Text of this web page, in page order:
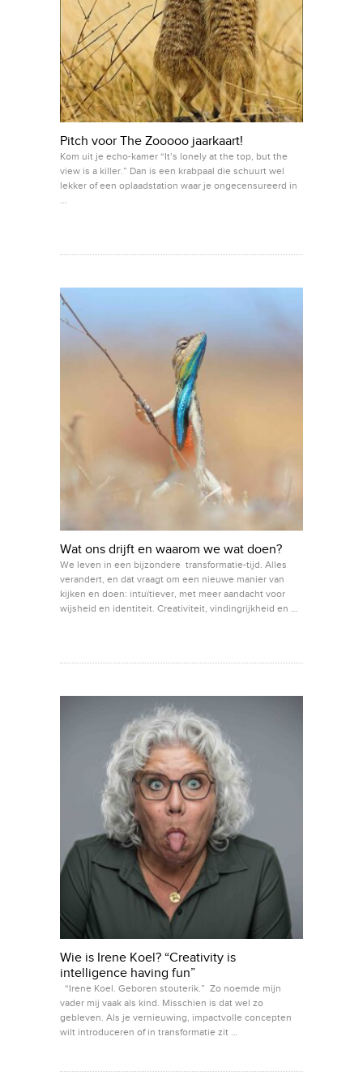
Pitch voor The Zooooo jaarkaart!
Kom uit je echo-kamer “It’s lonely at the top, but the
view is a killer.” Dan is een krabpaal die schuurt wel
lekker of een oplaadstation waar je ongecensureerd in
…
Wat ons drijft en waarom we wat doen?
We leven in een bijzondere transformatie-tijd. Alles
verandert, en dat vraagt om een nieuwe manier van
kijken en doen: intuïtiever, met meer aandacht voor
wijsheid en identiteit. Creativiteit, vindingrijkheid en …
Wie is Irene Koel? “Creativity is
intelligence having fun”
“Irene Koel. Geboren stouterik.” Zo noemde mijn
vader mij vaak als kind. Misschien is dat wel zo
gebleven. Als je vernieuwing, impactvolle concepten
wilt introduceren of in transformatie zit …